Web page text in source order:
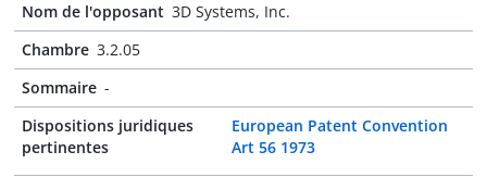
Nom de l'opposant 3D Systems, Inc.
Chambre 3.2.05
Sommaire -
Dispositions juridiques
pertinentes
European Patent Convention
Art 56 1973